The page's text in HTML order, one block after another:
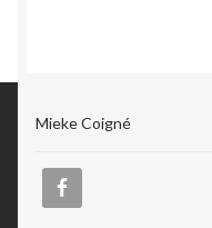
Mieke Coigné